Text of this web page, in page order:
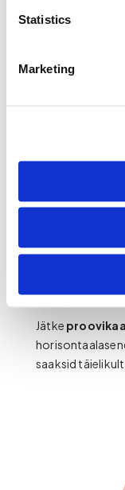
Statistics
Marketing
Täitke
oma sõrme ja
sisse. Kui üks
Jätke
saaksid täielikult